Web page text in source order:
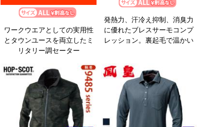
ワークウエアとしての実用性
とタウンユースを両立したミ
リタリー調セーター
発熱力、汗冷え抑制、消臭力
に優れたブレスサーモコンプ
レッション。裏起毛で温かい